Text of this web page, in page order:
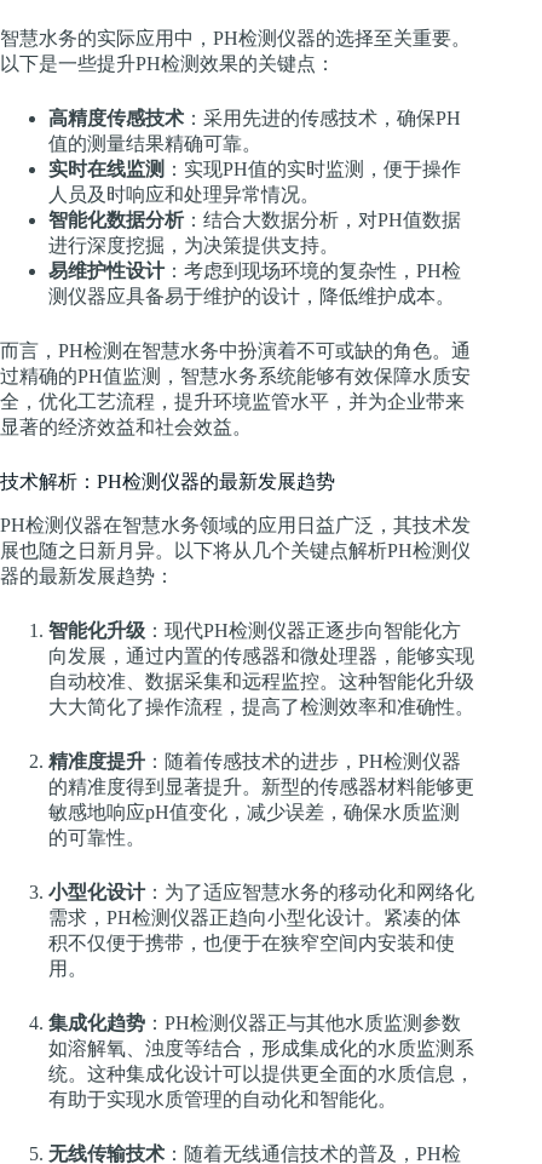
智慧水务的实际应用中，PH检测仪器的选择至关重要。
以下是一些提升PH检测效果的关键点：
高精度传感技术 ：采用先进的传感技术，确保PH
值的测量结果精确可靠。
实时在线监测 ：实现PH值的实时监测，便于操作
人员及时响应和处理异常情况。
智能化数据分析：结合大数据分析，对PH值数据
进行深度挖掘，为决策提供支持。
易维护性设计：考虑到现场环境的复杂性，PH检
测仪器应具备易于维护的设计，降低维护成本。
而言，PH检测在智慧水务中扮演着不可或缺的角色。通
过精确的PH值监测，智慧水务系统能够有效保障水质安
全，优化工艺流程，提升环境监管水平，并为企业带来
显著的经济效益和社会效益。
技术解析：PH检测仪器的最新发展趋势
PH检测仪器在智慧水务领域的应用日益广泛，其技术发
展也随之日新月异。以下将从几个关键点解析PH检测仪
器的最新发展趋势：
智能化升级 ：现代PH检测仪器正逐步向智能化方
向发展，通过内置的传感器和微处理器，能够实现
自动校准、数据采集和远程监控。这种智能化升级
大大简化了操作流程，提高了检测效率和准确性。
精准度提升 ：随着传感技术的进步，PH检测仪器
的精准度得到显著提升。新型的传感器材料能够更
敏感地响应pH值变化，减少误差，确保水质监测
的可靠性。
小型化设计：为了适应智慧水务的移动化和网络化
需求，PH检测仪器正趋向小型化设计。紧凑的体
积不仅便于携带，也便于在狭窄空间内安装和使
用。
集成化趋势 ：PH检测仪器正与其他水质监测参数
如溶解氧、浊度等结合，形成集成化的水质监测系
统。这种集成化设计可以提供更全面的水质信息，
有助于实现水质管理的自动化和智能化。
无线传输技术 ：随着无线通信技术的普及，PH检